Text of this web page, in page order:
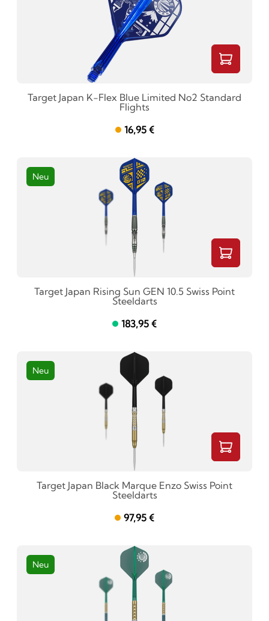
Target Japan K-Flex Blue Limited No2 Standard
Flights
16,95 €
Neu
Target Japan Rising Sun GEN 10.5 Swiss Point
Steeldarts
183,95 €
Neu
Target Japan Black Marque Enzo Swiss Point
Steeldarts
97,95 €
Neu